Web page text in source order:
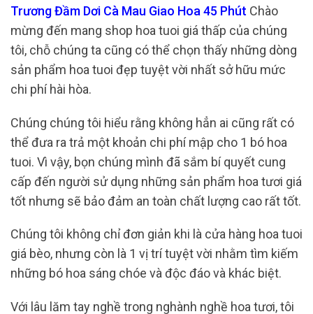
Trương Đầm Dơi Cà Mau Giao Hoa 45 Phút Chào
mừng đến mang shop hoa tuoi giá thấp của chúng
tôi, chỗ chúng ta cũng có thể chọn thấy những dòng
sản phẩm hoa tuoi đẹp tuyệt vời nhất sở hữu mức
chi phí hài hòa.
Chúng chúng tôi hiểu rằng không hẳn ai cũng rất có
thể đưa ra trả một khoản chi phí mập cho 1 bó hoa
tuoi. Vì vậy, bọn chúng mình đã sắm bí quyết cung
cấp đến người sử dụng những sản phẩm hoa tươi giá
tốt nhưng sẽ bảo đảm an toàn chất lượng cao rất tốt.
Chúng tôi không chỉ đơn giản khi là cửa hàng hoa tuoi
giá bèo, nhưng còn là 1 vị trí tuyệt vời nhằm tìm kiếm
những bó hoa sáng chóe và độc đáo và khác biệt.
Với lâu lăm tay nghề trong nghành nghề hoa tươi, tôi